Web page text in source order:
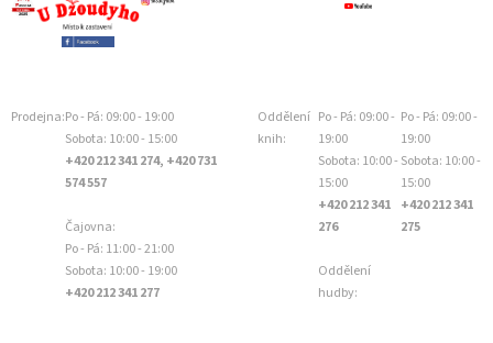
Prodejna:Po - Pá: 09:00 - 19:00
Sobota: 10:00 - 15:00
+420 212 341 274, +420 731
574 557
Čajovna:
Po - Pá: 11:00 - 21:00
Sobota: 10:00 - 19:00
+420 212 341 277
Oddělení
knih:
Po - Pá: 09:00 -
19:00
Sobota: 10:00 -
15:00
+420 212 341
276
Oddělení
hudby:
Po - Pá: 09:00 -
19:00
Sobota: 10:00 -
15:00
+420 212 341
275